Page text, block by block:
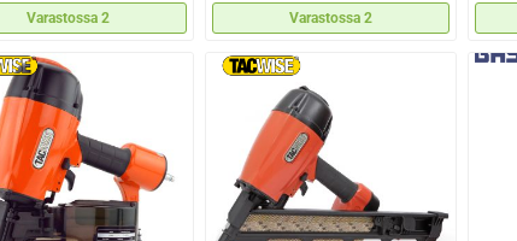
Varastossa 2 Varastossa 2